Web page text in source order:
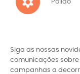
Polido
Siga as nossas
comunicações sobre
campanhas a